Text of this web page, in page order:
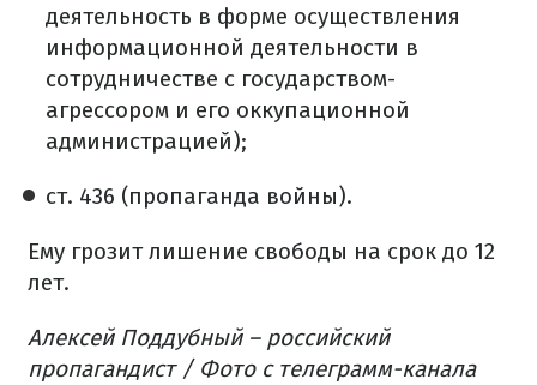
деятельность в форме осуществления
информационной деятельности в
сотрудничестве с государством-
агрессором и его оккупационной
администрацией);
ст. 436 (пропаганда войны).
Ему грозит лишение свободы на срок до 12
лет.
Алексей Поддубный – российский
пропагандист / Фото с телеграмм-канала